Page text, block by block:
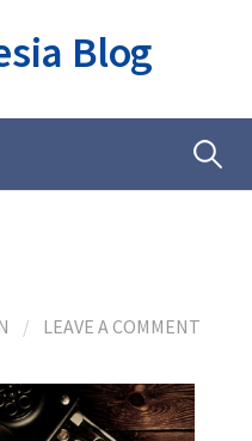
Blog
Ricerca
/ LEAVE A COMMENT